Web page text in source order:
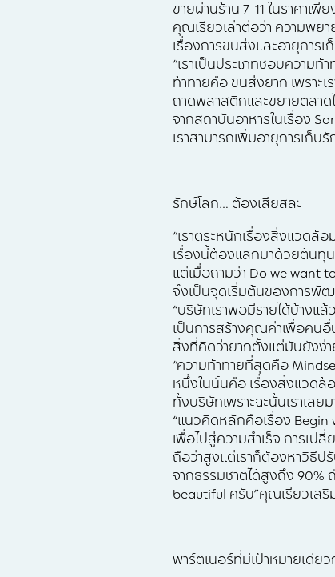
ขายผ่านร้าน 7-11 ในราคาเ
คุณเรียวเล่าต่อว่า ความพยา
เรื่องการขนส่งและอายุการเ
“เราเป็นประเภทชอบความ
ท้าทายคือ ขนส่งยาก เพราะ
ถาดพลาสติกและขยายตลาดไ
จากสถาบันอาหารในเรื่อง
เราสามารถเพิ่มอายุการเก็บรั
รักษ์โลก… ต้องเสียสละ
“เราตระหนักเรื่องสิ่งแวดล้
เรื่องนี้ต้องแลกมาด้วยต้นทุ
แต่เมื่อถามว่า Do we want
จึงเป็นจุดเริ่มต้นของการพั
“บริษัทเราพอมีรายได้บ้างแ
เป็นการสร้างคุณค่าเพื่อคนอื่
สิ่งที่คิดว่ายากตั้งแต่มันยังง่า
“ความท้าทายที่สุดคือ
หนึ่งในนั้นคือ เรื่องสิ่งแวดล้อ
ทั้งบริษัทเพราะฉะนั้นเราเลย
“แนวคิดหลักคือเรื่อง Begin
เพื่อไปสู่ความสำเร็จ การเป
ถือว่าสูงแต่เราก็ต้องหาวิธีป
จากธรรมชาติได้สูงถึง 90%
beautiful ครับ”คุณเรียวเสริ
พาร์ตเนอร์ที่มีเป้าหมายเดีย